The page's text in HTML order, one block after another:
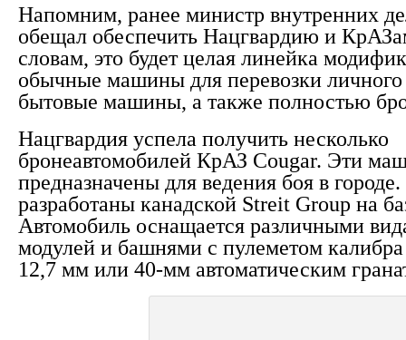
Напомним, ранее министр внутренних
обещал обеспечить Нацгвардию и
словам, это будет целая линейка
обычные машины для перевозки личного
бытовые машины, а также полностью
Нацгвардия успела получить несколько
бронеавтомобилей КрАЗ Cougar. Эти
предназначены для ведения боя в
разработаны канадской Streit Group на
Автомобиль оснащается различными
модулей и башнями с пулеметом
12,7 мм или 40-мм автоматическим